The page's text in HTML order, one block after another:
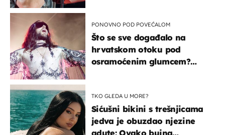
PONOVNO POD POVEĆALOM
Što se sve događalo na
hrvatskom otoku pod
osramoćenim glumcem?
TKO GLEDA U MORE?
Sićušni bikini s trešnjicama
jedva je obuzdao njezine
adute: Ovako bujna